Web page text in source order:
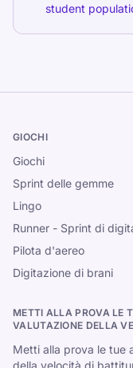
student
GIOCHI
Giochi
Sprint delle gemme
Lingo
Runner - Sprint di
Pilota d'aereo
Digitazione di brani
METTI ALLA PROVA LE
VALUTAZIONE DELLA
Metti alla prova le tue
della velocità di